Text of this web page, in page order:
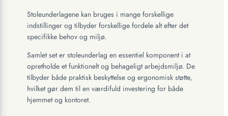
Stoleunderlagene kan bruges i mange forskellige
indstillinger og tilbyder forskellige fordele alt efter det
specifikke behov og miljø.
Samlet set er stoleunderlag en essentiel komponent i at
opretholde et funktionelt og behageligt arbejdsmiljø. De
tilbyder både praktisk beskyttelse og ergonomisk støtte,
hvilket gør dem til en værdifuld investering for både
hjemmet og kontoret.